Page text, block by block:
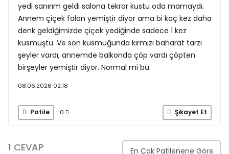
yedi sanırım geldi salona tekrar kustu oda mamaydı.
Annem çiçek falan yemiştir diyor ama bi kaç kez daha
denk geldiğimizde çiçek yediğinde sadece 1 kez
kusmuştu. Ve son kusmuğunda kırmızı baharat tarzı
şeyler vardı, annemde balkonda çöp vardı çöpten
birşeyler yemiştir diyor. Normal mi bu
08.06.2026 02:18
Patile 0 Şikayet Et
1 CEVAP